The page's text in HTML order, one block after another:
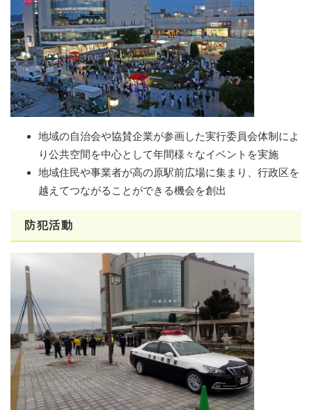
地域の自治会や協賛企業が参画した実行委員会体制によ
り公共空間を中心として年間様々なイベントを実施
地域住民や事業者が高の原駅前広場に集まり、行政区を
越えてつながることができる機会を創出
防犯活動